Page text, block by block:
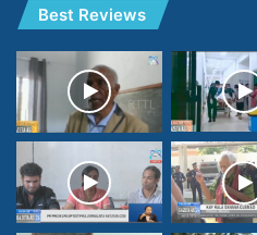
Best Reviews